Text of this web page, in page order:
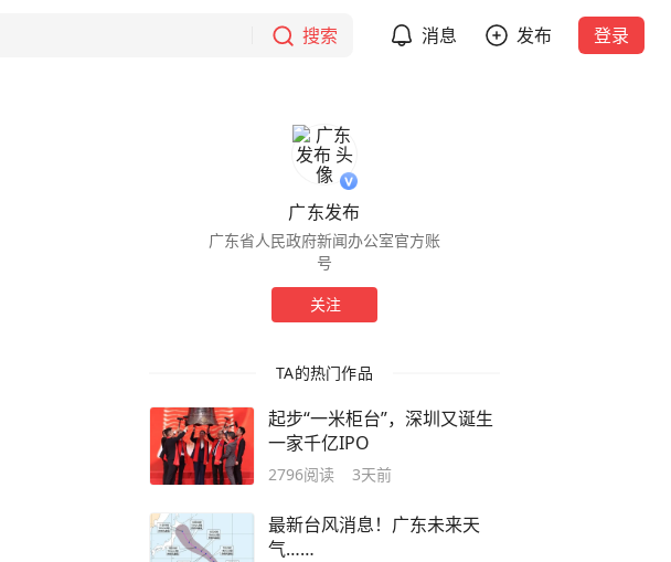
搜索 消息 发布 登录
广东发布
广东省人民政府新闻办公室官方账
号
关注
TA的热门作品
起步“一米柜台”，深圳又诞生
一家千亿IPO
2796阅读 3天前
最新台风消息！广东未来天
气……